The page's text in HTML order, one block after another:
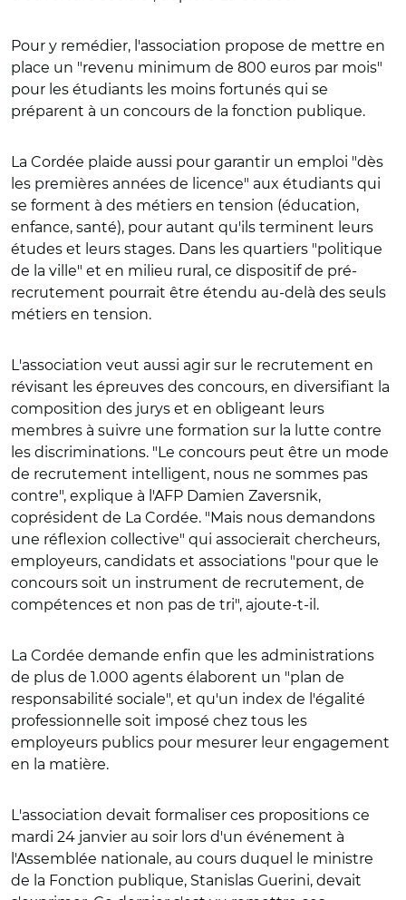
Pour y remédier, l'association propose de mettre en
place un "revenu minimum de 800 euros par mois"
pour les étudiants les moins fortunés qui se
préparent à un concours de la fonction publique.
La Cordée plaide aussi pour garantir un emploi "dès
les premières années de licence" aux étudiants qui
se forment à des métiers en tension (éducation,
enfance, santé), pour autant qu'ils terminent leurs
études et leurs stages. Dans les quartiers "politique
de la ville" et en milieu rural, ce dispositif de pré-
recrutement pourrait être étendu au-delà des seuls
métiers en tension.
L'association veut aussi agir sur le recrutement en
révisant les épreuves des concours, en diversifiant la
composition des jurys et en obligeant leurs
membres à suivre une formation sur la lutte contre
les discriminations. "Le concours peut être un mode
de recrutement intelligent, nous ne sommes pas
contre", explique à l'AFP Damien Zaversnik,
coprésident de La Cordée. "Mais nous demandons
une réflexion collective" qui associerait chercheurs,
employeurs, candidats et associations "pour que le
concours soit un instrument de recrutement, de
compétences et non pas de tri", ajoute-t-il.
La Cordée demande enfin que les administrations
de plus de 1.000 agents élaborent un "plan de
responsabilité sociale", et qu'un index de l'égalité
professionnelle soit imposé chez tous les
employeurs publics pour mesurer leur engagement
en la matière.
L'association devait formaliser ces propositions ce
mardi 24 janvier au soir lors d'un événement à
l'Assemblée nationale, au cours duquel le ministre
de la Fonction publique, Stanislas Guerini, devait